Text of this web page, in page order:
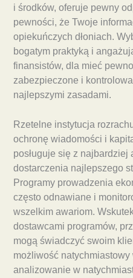
i środków, oferuje pewny
pewności, że Twoje
opiekuńczych dłoniach.
bogatym praktyką i
finansistów, dla mieć
zabezpieczone i
najlepszymi zasadami.
Rzetelne instytucja
ochronę wiadomości i
posługuje się z najbardziej
dostarczenia najlepszego
Programy prowadzenia
często odnawiane i
wszelkim awariom.
dostawcami programów,
mogą świadczyć swoim
możliwość
analizowanie w